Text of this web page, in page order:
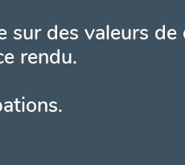
sur des valeurs
rendu.